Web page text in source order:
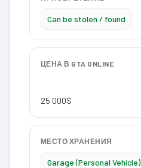
Can be stolen / found
ЦЕНА В GTA ONLINE
25 000$
МЕСТО ХРАНЕНИЯ
Garage (Personal Vehicle)